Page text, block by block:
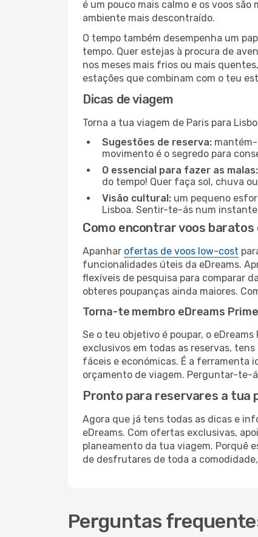
é um pouco mais calmo e os voos
ambiente mais descontraído.
O tempo também desempenha um
tempo. Quer estejas à procura de
nos meses mais frios ou mais
estações que combinam com o teu
Dicas de viagem
Torna a tua viagem de Paris para
Sugestões de reserva: mantém-
movimento é o segredo para
O essencial para fazer as malas:
do tempo! Quer faça sol, chuva
Visão cultural: um pequeno
Lisboa. Sentir-te-ás num
Como encontrar voos baratos
Apanhar ofertas de voos low-cost
funcionalidades úteis da eDreams.
flexíveis de pesquisa para comparar
obteres poupanças ainda maiores.
Torna-te membro eDreams Prime
Se o teu objetivo é poupar, o
exclusivos em todas as reservas,
fáceis e económicas. É a ferramenta
orçamento de viagem. Perguntar-te-
Pronto para reservares a tua
Agora que já tens todas as dicas e
eDreams. Com ofertas exclusivas,
planeamento da tua viagem. Porquê
de desfrutares de toda a
Perguntas